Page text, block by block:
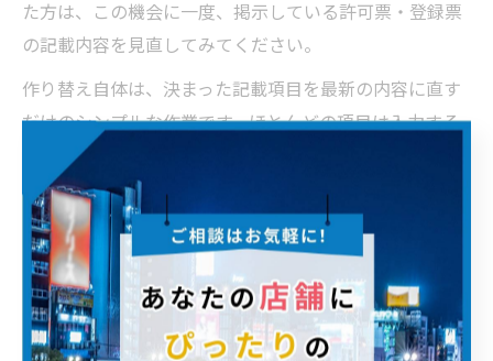
た方は、この機会に一度、掲示している許可票・登録票
の記載内容を見直してみてください。
作り替え自体は、決まった記載項目を最新の内容に直す
だけのシンプルな作業です。ほとんどの項目は入力する
だけでそのまま注文が可能です。飾りビスなど特殊な仕
様や送料など一部の項目のみ、別途ご相談・ご案内とな
りますが、記載内容の修正程度であれば迷うことなく進
められます。